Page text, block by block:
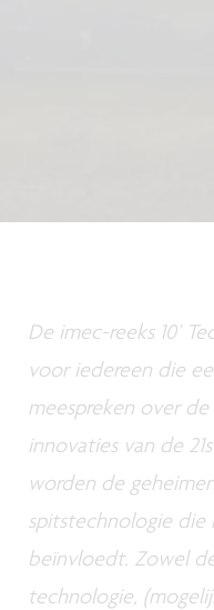
De imec-reeks 10’
voor iedereen die
meespreken over
innovaties van de
worden de
spitstechnologie
beïnvloedt. Zowel
technologie,